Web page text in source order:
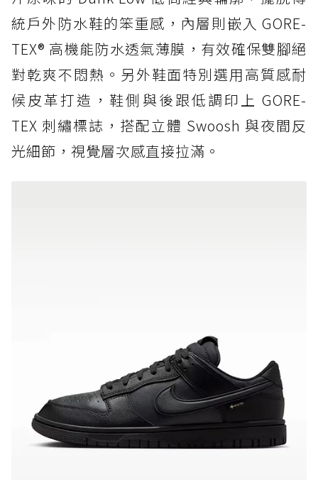
統戶外防水鞋的笨重感，內層則嵌入 GORE-
TEX® 高機能防水透氣薄膜，有效確保雙腳絕
對乾爽不悶熱。另外鞋面特別選用高質感耐
候皮革打造，鞋側與後跟低調印上 GORE-
TEX 刺繡標誌，搭配立體 Swoosh 與夜間反
光細節，視覺層次感直接拉滿。